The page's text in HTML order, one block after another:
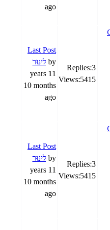
ago
Replies:3
Views:5415
Last Post
by לינוּר
11 years
10 months
ago
Replies:3
Views:5415
Last Post
by לינוּר
11 years
10 months
ago